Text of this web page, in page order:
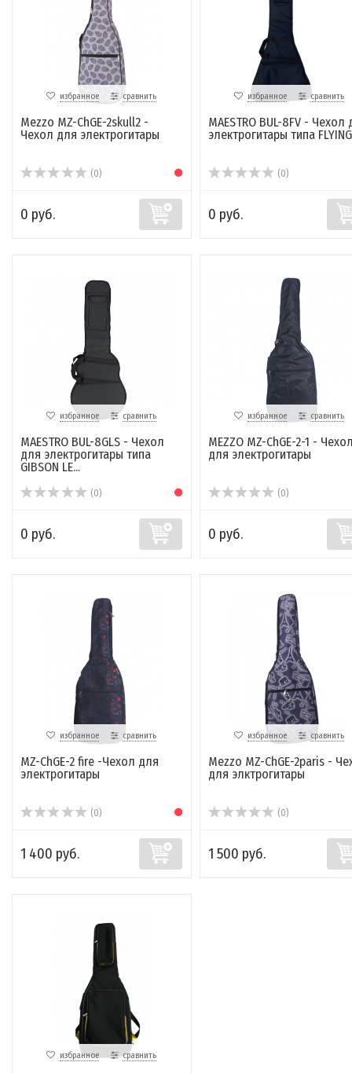
избранное сравнить
Mezzo MZ-ChGE-2skull2 -
Чехол для электрогитары
(0)
0 руб.
избранное сравнить
MAESTRO BUL-8FV - Чехол
электрогитары типа
(0)
0 руб.
избранное сравнить
MAESTRO BUL-8GLS - Чехол
для электрогитары типа
GIBSON LE...
(0)
0 руб.
избранное сравнить
MEZZO MZ-ChGE-2-1 -
для электрогитары
(0)
0 руб.
избранное сравнить
MZ-ChGE-2 fire -Чехол для
электрогитары
(0)
1 400 руб.
избранное сравнить
Mezzo MZ-ChGE-2paris -
для элктрогитары
(0)
1 500 руб.
избранное сравнить